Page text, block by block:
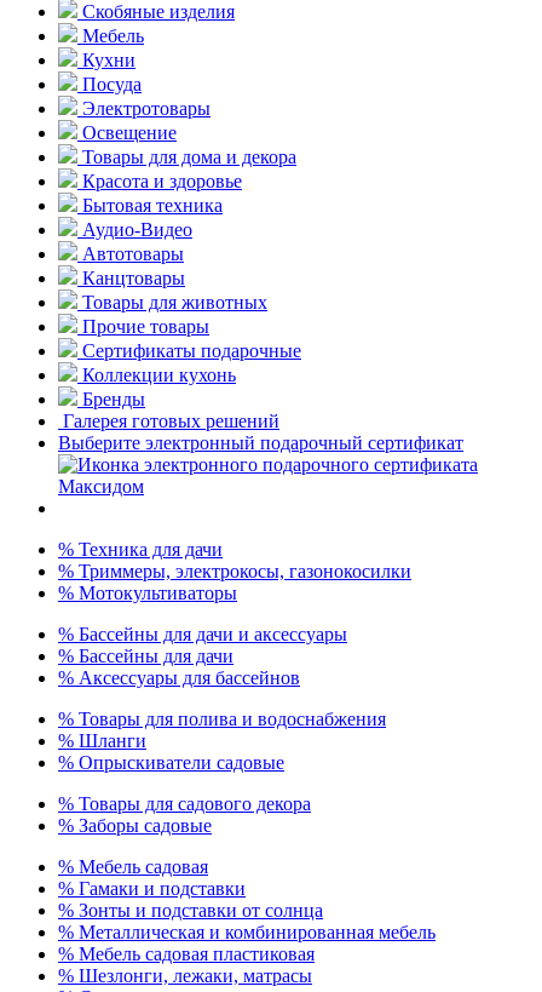
Скобяные изделия
Мебель
Кухни
Посуда
Электротовары
Освещение
Товары для дома и декора
Красота и здоровье
Бытовая техника
Аудио-Видео
Автотовары
Канцтовары
Товары для животных
Прочие товары
Сертификаты подарочные
Коллекции кухонь
Бренды
Галерея готовых решений
Выберите электронный подарочный сертификат
% Техника для дачи
% Триммеры, электрокосы, газонокосилки
% Мотокультиваторы
% Бассейны для дачи и аксессуары
% Бассейны для дачи
% Аксессуары для бассейнов
% Товары для полива и водоснабжения
% Шланги
% Опрыскиватели садовые
% Товары для садового декора
% Заборы садовые
% Мебель садовая
% Гамаки и подставки
% Зонты и подставки от солнца
% Металлическая и комбинированная мебель
% Мебель садовая пластиковая
% Шезлонги, лежаки, матрасы